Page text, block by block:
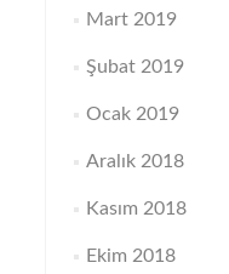
Mart 2019
Şubat 2019
Ocak 2019
Aralık 2018
Kasım 2018
Ekim 2018